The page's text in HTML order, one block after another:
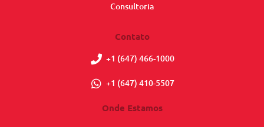
Consultoria
Contato
+1 (647) 466-1000
+1 (647) 410-5507
Onde Estamos